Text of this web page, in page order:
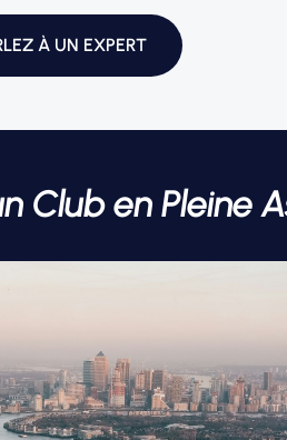
À UN EXPERT
Club en Pleine